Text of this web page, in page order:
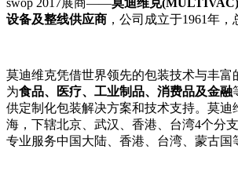
swop 2017展商——莫迪维克(MULTIVAC)
设备及整线供应商 ，公司成立于1961年，
莫迪维克凭借世界领先的包装技术与丰富
为食品、医疗、工业制品、消费品及金融
供定制化包装解决方案和技术支持。莫迪
海，下辖北京、武汉、香港、台湾4个分
专业服务中国大陆、香港、台湾、蒙古国